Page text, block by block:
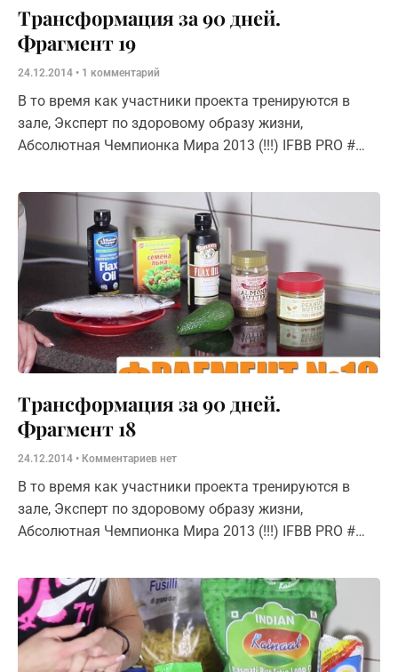
Трансформация за 90 дней.
Фрагмент 19
24.12.2014 1 комментарий
В то время как участники проекта тренируются в
зале, Эксперт по здоровому образу жизни,
Абсолютная Чемпионка Мира 2013 (!!!) IFBB PRO #
правильного питания. Сюжет №6 –
Трансформация за 90 дней.
Фрагмент 18
24.12.2014 Комментариев нет
В то время как участники проекта тренируются в
зале, Эксперт по здоровому образу жизни,
Абсолютная Чемпионка Мира 2013 (!!!) IFBB PRO #
правильного питания. Сюжет №5 –